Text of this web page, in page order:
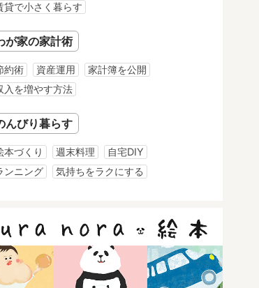
貸で小さく暮らす
が家の家計術
約術 資産運用
家計簿を公開
入を増やす方法
んびり暮らす
本づくり 週末料理
自宅DIY
ンニング
気持ちをラクにする